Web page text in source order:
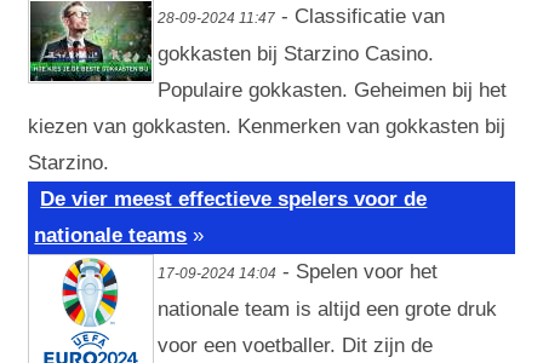
28-09-2024 11:47 - Classificatie van
gokkasten bij Starzino Casino.
Populaire gokkasten. Geheimen bij het
kiezen van gokkasten. Kenmerken van gokkasten bij
Starzino.
De vier meest effectieve spelers voor de
nationale teams »
17-09-2024 14:04 - Spelen voor het
nationale team is altijd een grote druk
voor een voetballer. Dit zijn de